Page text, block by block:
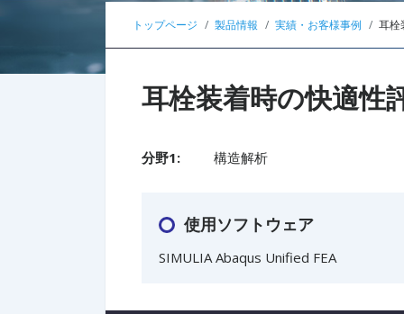
トップページ 製品情報 実績・お客様事例 耳栓
耳栓装着時の快適性
分野1: 構造解析
使用ソフトウェア
SIMULIA Abaqus Unified FEA